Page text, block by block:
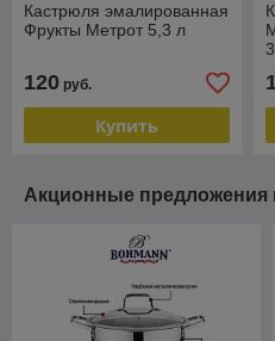
Кастрюля эмалированная
Фрукты Метрот 5,3 л
120 руб.
Купить
Акционные предложения